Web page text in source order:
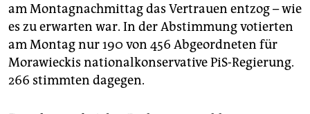
am Montagnachmittag das Vertrauen entzog – wie
es zu erwarten war. In der Abstimmung votierten
am Montag nur 190 von 456 Abgeordneten für
Morawieckis nationalkonservative PiS-Regierung.
266 stimmten dagegen.